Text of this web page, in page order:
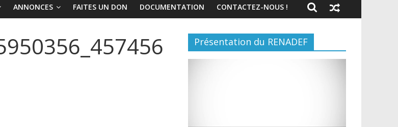
ANNONCES FAITES UN DON DOCUMENTATION CONTACTEZ-NOUS !
Présentation du RENADEF